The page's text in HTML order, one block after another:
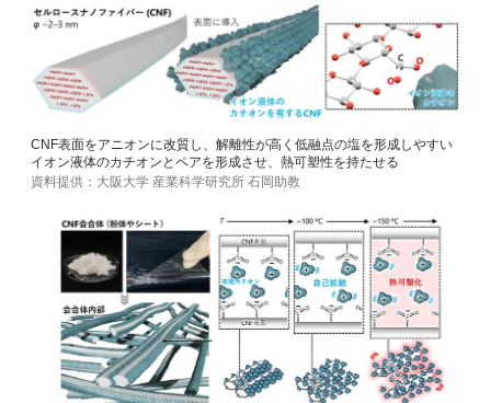
CNF表面をアニオンに改質し、解離性が高く低融点の塩を形成しやすい
イオン液体のカチオンとペアを形成させ、熱可塑性を持たせる
資料提供：大阪大学 産業科学研究所 石岡助教